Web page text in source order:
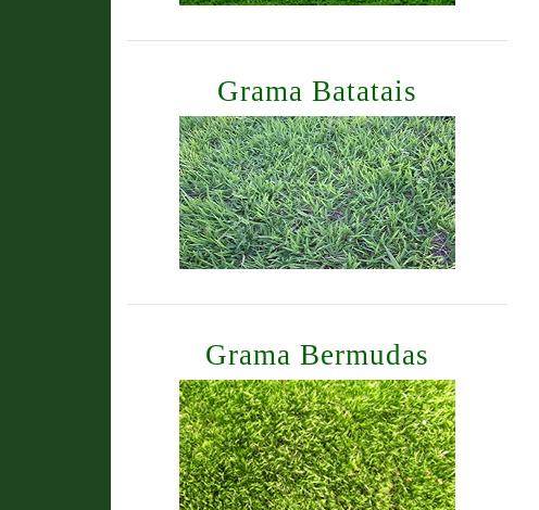
Grama Batatais
Grama Bermudas